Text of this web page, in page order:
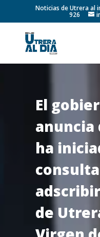
Noticias de Utrera al
926
El
anuncia
ha
de